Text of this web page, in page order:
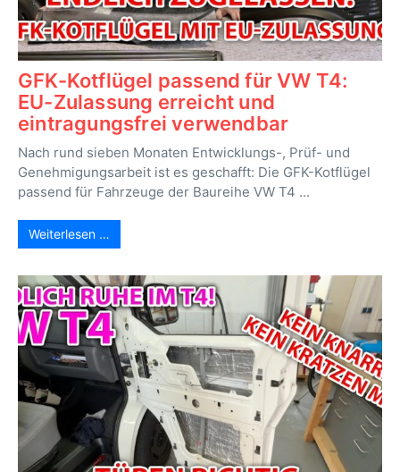
GFK-Kotflügel passend für VW T4:
EU-Zulassung erreicht und
eintragungsfrei verwendbar
Nach rund sieben Monaten Entwicklungs-, Prüf- und
Genehmigungsarbeit ist es geschafft: Die GFK-Kotflügel
passend für Fahrzeuge der Baureihe VW T4 ...
Weiterlesen …